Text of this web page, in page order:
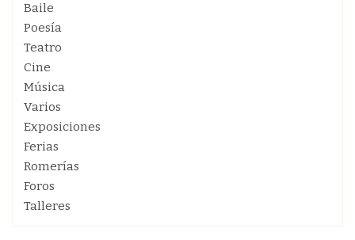
Baile
Poesía
Teatro
Cine
Música
Varios
Exposiciones
Ferias
Romerías
Foros
Talleres